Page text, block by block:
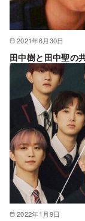
2021年6月30日
田中樹と田中聖の
2022年1月9日